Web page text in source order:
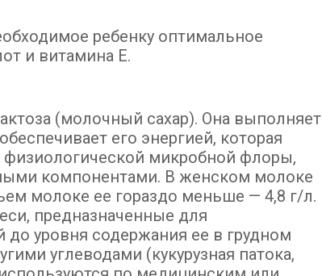
ребенку оптимальное
и витамина Е.
(молочный сахар). Она выполняет
его энергией, которая
физиологической микробной флоры,
компонентами. В женском молоке
молоке ее гораздо меньше — 4,8 г/л.
предназначенные для
уровня содержания ее в грудном
углеводами (кукурузная патока,